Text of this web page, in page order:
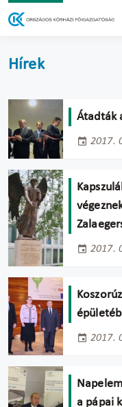
Hírek
Átadták
2017.
2017.
2017.
a pápai